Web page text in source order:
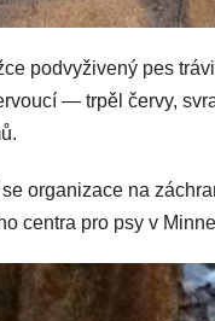
podvyživený pes
— trpěl červy,
organizace na
centra pro psy v